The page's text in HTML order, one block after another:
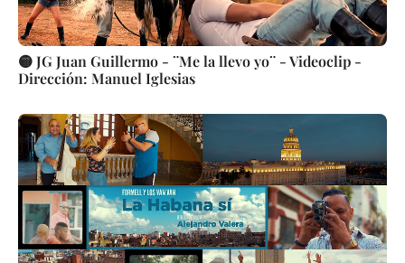
🟡 JG Juan Guillermo - ¨Me la llevo yo¨ - Videoclip -
Dirección: Manuel Iglesias